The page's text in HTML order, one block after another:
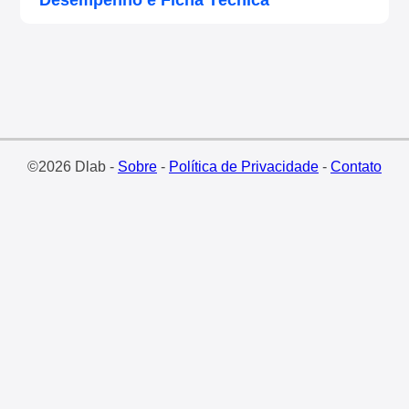
©2026 Dlab - Sobre- Política de Privacidade- Contato